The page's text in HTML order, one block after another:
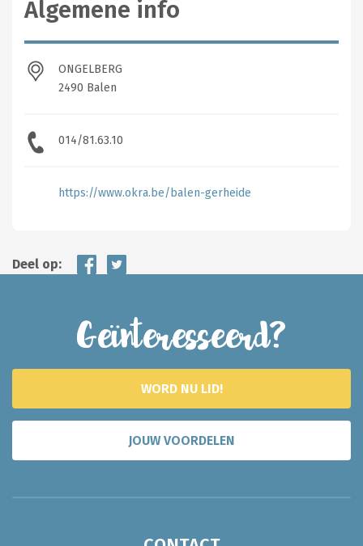
Algemene info
ONGELBERG
2490 Balen
014/81.63.10
https://www.okra.be/balen-gerheide
Deel op:
Geïnteresseerd?
WORD NU LID!
JOUW VOORDELEN